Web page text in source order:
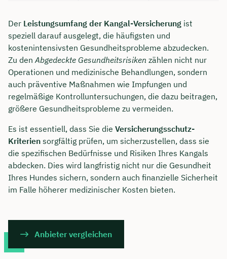
Der Leistungsumfang der Kangal-Versicherung ist
speziell darauf ausgelegt, die häufigsten und
kostenintensivsten Gesundheitsprobleme abzudecken.
Zu den Abgedeckte Gesundheitsrisiken zählen nicht nur
Operationen und medizinische Behandlungen, sondern
auch präventive Maßnahmen wie Impfungen und
regelmäßige Kontrolluntersuchungen, die dazu beitragen,
größere Gesundheitsprobleme zu vermeiden.
Es ist essentiell, dass Sie die Versicherungsschutz-
Kriterien sorgfältig prüfen, um sicherzustellen, dass sie
die spezifischen Bedürfnisse und Risiken Ihres Kangals
abdecken. Dies wird langfristig nicht nur die Gesundheit
Ihres Hundes sichern, sondern auch finanzielle Sicherheit
im Falle höherer medizinischer Kosten bieten.
Anbieter vergleichen